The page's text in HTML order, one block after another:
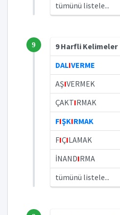
tümünü listele...
9
9 Harfli Kelimeler
DALIVERME
AŞIVERMEK
ÇAKTIRMAK
FIŞKIRMAK
FIÇILAMAK
İNANDIRMA
tümünü listele...